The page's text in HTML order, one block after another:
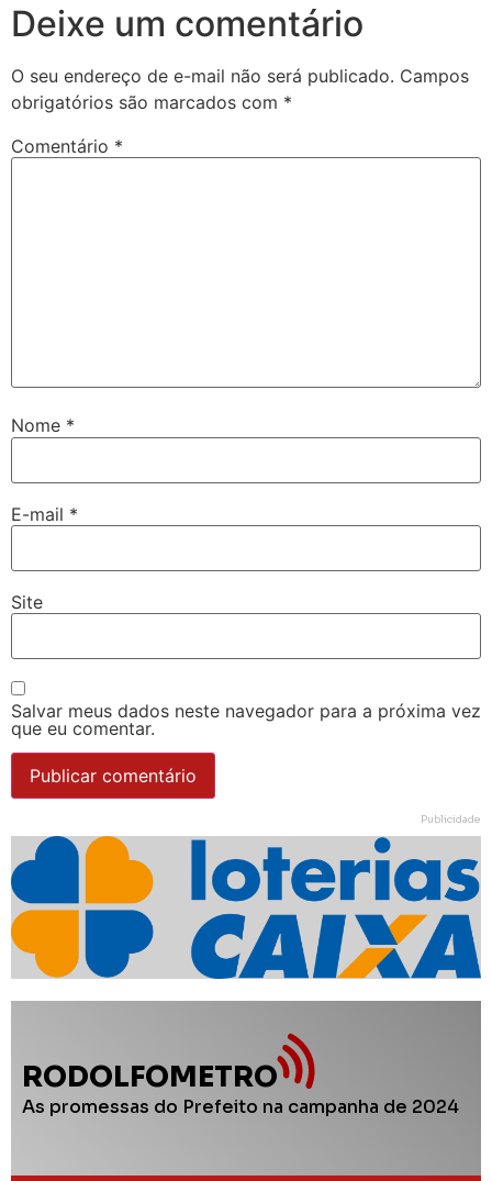
Deixe um comentário
O seu endereço de e-mail não será publicado. Campos
obrigatórios são marcados com *
Comentário *
Nome *
E-mail *
Site
Salvar meus dados neste navegador para a próxima vez
que eu comentar.
Publicidade
RODOLFOMETRO
As promessas do Prefeito na campanha de 2024